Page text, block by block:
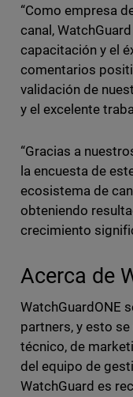
“Como empresa
canal,
capacitación y el
comentarios
validación de
y el excelente
“Gracias a
la encuesta de
ecosistema de
obteniendo
crecimiento
Acerca de
WatchGuardONE
partners, y esto
técnico, de
del equipo de
WatchGuard es